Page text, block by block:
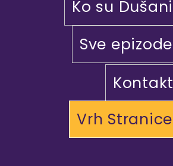
Ko su Dušani
Sve epizode
Kontakt
Vrh Stranice